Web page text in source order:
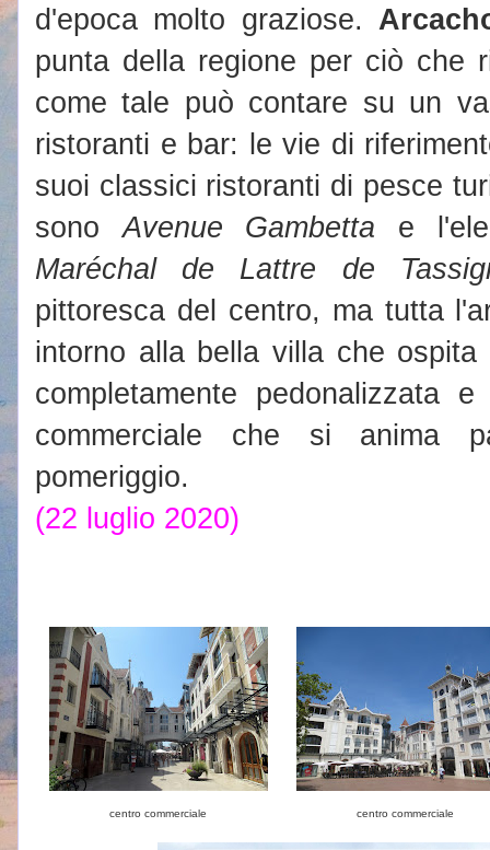
d'epoca molto graziose.
punta della regione per ciò che
come tale può contare su un
ristoranti e bar: le vie di
suoi classici ristoranti di pesce
sonoAvenue Gambetta e
Maréchal de Lattre de
pittoresca del centro, ma tutta
intorno alla bella villa che
completamente pedonalizzata
commerciale che si anima
pomeriggio.
(22 luglio 2020)
centro commerciale centro commerciale